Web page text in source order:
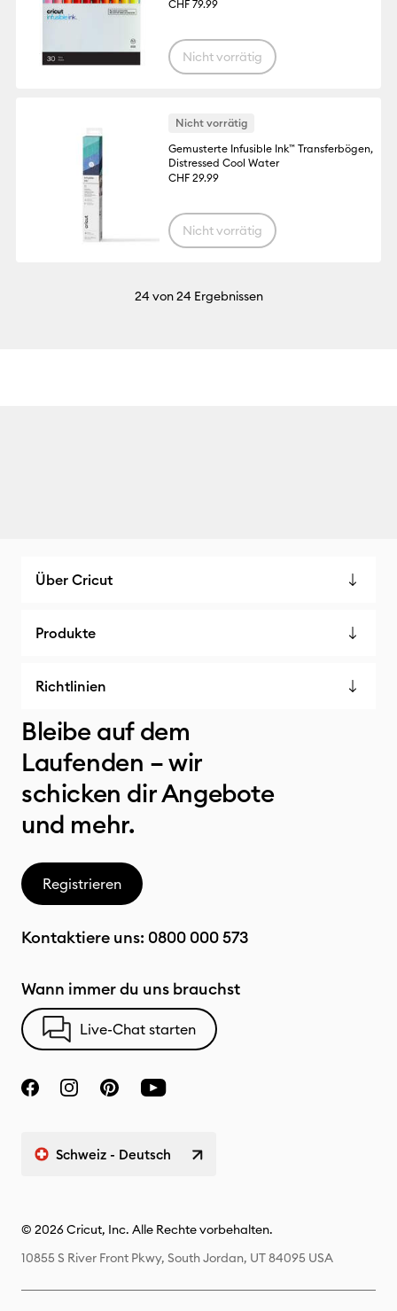
CHF 79.99
Nicht vorrätig
Nicht vorrätig
Gemusterte Infusible Ink™ Transferbögen,
Distressed Cool Water
CHF 29.99
Nicht vorrätig
24von 24 Ergebnissen
Über Cricut
Produkte
Richtlinien
Bleibe auf dem
Laufenden – wir
schicken dir Angebote
und mehr.
Registrieren
Kontaktiere uns: 0800 000 573
Wann immer du uns brauchst
Live-Chat starten
Schweiz - Deutsch
© 2026 Cricut, Inc. Alle Rechte vorbehalten.
10855 S River Front Pkwy, South Jordan, UT 84095 USA